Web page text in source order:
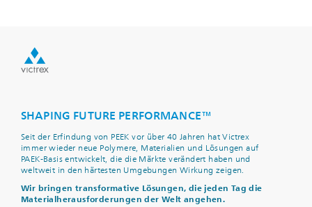
SHAPING FUTURE PERFORMANCE™
Seit der Erfindung von PEEK vor über 40 Jahren hat Victrex
immer wieder neue Polymere, Materialien und Lösungen auf
PAEK-Basis entwickelt, die die Märkte verändert haben und
weltweit in den härtesten Umgebungen Wirkung zeigen.
Wir bringen transformative Lösungen, die jeden Tag die
Materialherausforderungen der Welt angehen.